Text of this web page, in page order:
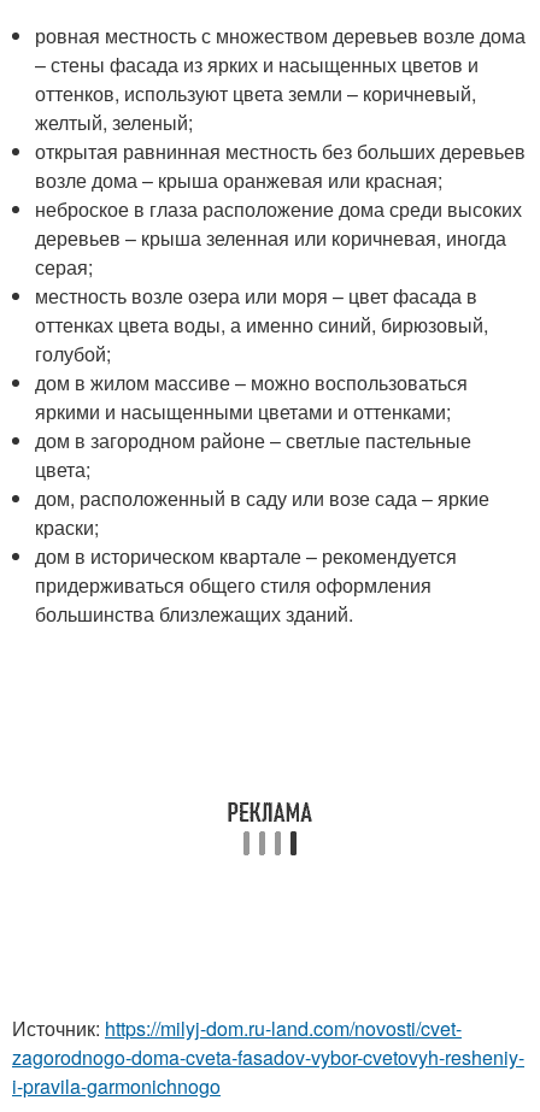
ровная местность с множеством деревьев возле дома
– стены фасада из ярких и насыщенных цветов и
оттенков, используют цвета земли – коричневый,
желтый, зеленый;
открытая равнинная местность без больших деревьев
возле дома – крыша оранжевая или красная;
неброское в глаза расположение дома среди высоких
деревьев – крыша зеленная или коричневая, иногда
серая;
местность возле озера или моря – цвет фасада в
оттенках цвета воды, а именно синий, бирюзовый,
голубой;
дом в жилом массиве – можно воспользоваться
яркими и насыщенными цветами и оттенками;
дом в загородном районе – светлые пастельные
цвета;
дом, расположенный в саду или возе сада – яркие
краски;
дом в историческом квартале – рекомендуется
придерживаться общего стиля оформления
большинства близлежащих зданий.
Источник: https://milyj-dom.ru-land.com/novosti/cvet-
zagorodnogo-doma-cveta-fasadov-vybor-cvetovyh-resheniy-
i-pravila-garmonichnogo